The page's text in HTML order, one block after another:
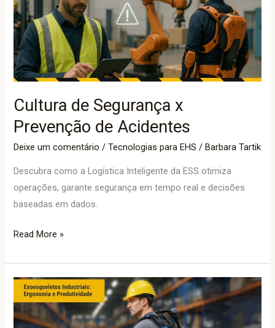
Cultura de Segurança x
Prevenção de Acidentes
Deixe um comentário /Tecnologias para EHS /Barbara Tartik
Descubra como a Logística Inteligente da ESS otimiza
operações, garante segurança em tempo real e decisões
baseadas em dados.
x
Prevenção
de
Acidentes
Read More »
Exoesqueletos
Industriais:
o